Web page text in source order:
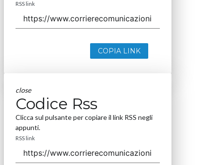
RSS link
COPIA LINK
close
Codice Rss
Clicca sul pulsante per copiare il link RSS negli
appunti.
RSS link